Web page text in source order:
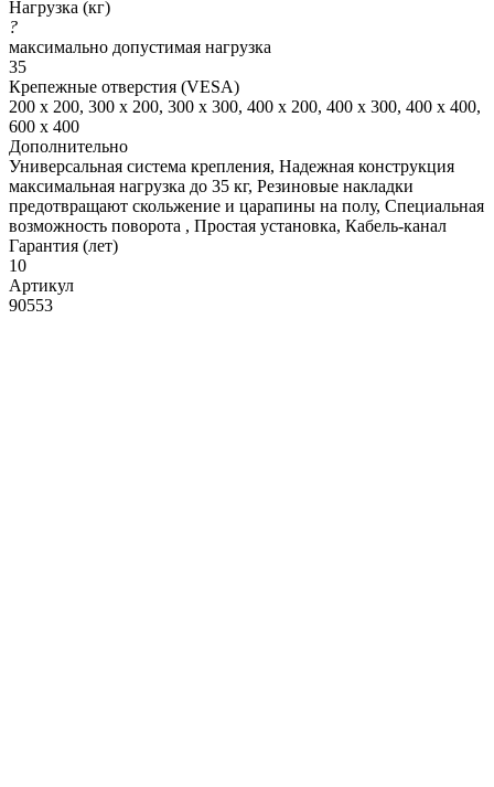
Нагрузка (кг)
?
максимально допустимая нагрузка
35
Крепежные отверстия (VESA)
200 x 200, 300 x 200, 300 x 300, 400 x 200, 400 x 300, 400 x 400,
600 x 400
Дополнительно
Универсальная система крепления, Надежная конструкция
максимальная нагрузка до 35 кг, Резиновые накладки
предотвращают скольжение и царапины на полу, Cпециальная
возможность поворота , Простая установка, Кабель-канал
Гарантия (лет)
10
Артикул
90553